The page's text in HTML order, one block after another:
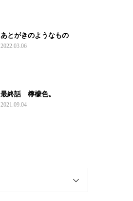
あとがきのようなもの
2022.03.06
最終話 檸檬色。
2021.09.04